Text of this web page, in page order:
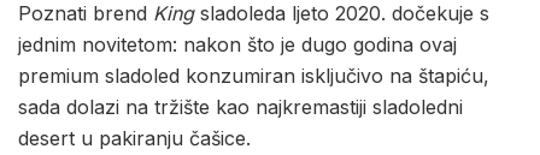
Poznati brend Kingsladoleda ljeto 2020. dočekuje s
jednim novitetom: nakon što je dugo godina ovaj
premium sladoled konzumiran isključivo na štapiću,
sada dolazi na tržište kao najkremastiji sladoledni
desert u pakiranju čašice.